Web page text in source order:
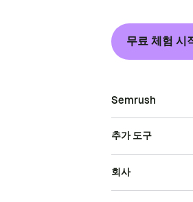
무료 체험 시
Semrush
추가 도구
회사